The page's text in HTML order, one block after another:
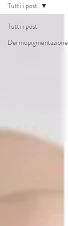
Tutti i post
Dermopigmentazione
Tutti i post